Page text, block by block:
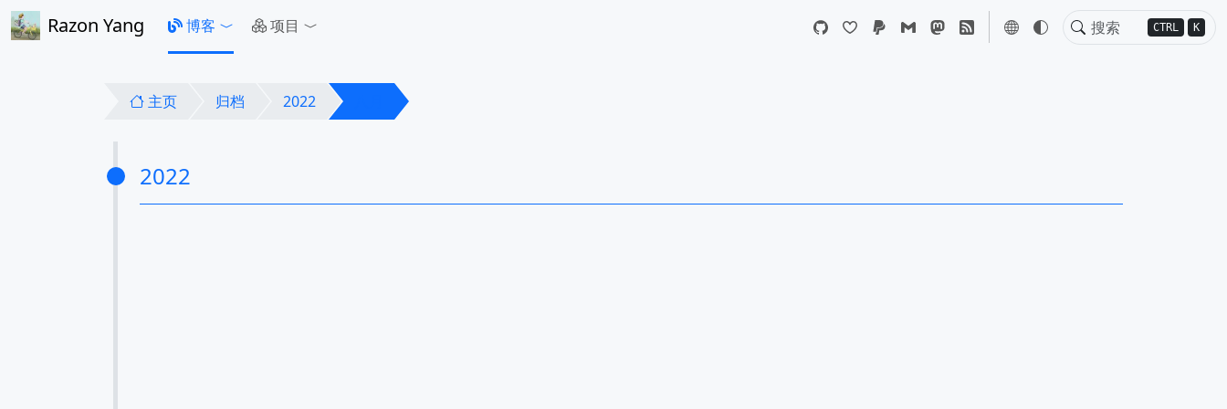
Razon Yang CTRL K
博客 项目
主页 归档 2022
2022